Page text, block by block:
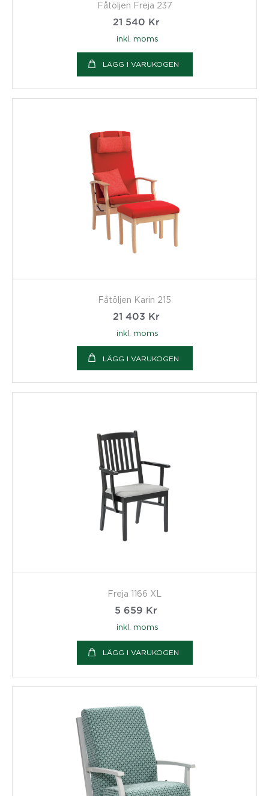
Fåtöljen Freja 237
21 540 Kr
inkl. moms
LÄGG I VARUKOGEN
Fåtöljen Karin 215
21 403 Kr
inkl. moms
LÄGG I VARUKOGEN
Freja 1166 XL
5 659 Kr
inkl. moms
LÄGG I VARUKOGEN